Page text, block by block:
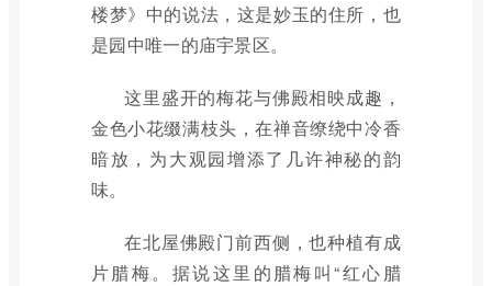
楼梦》中的说法，这是妙玉的住所，也
是园中唯一的庙宇景区。
这里盛开的梅花与佛殿相映成趣，
金色小花缀满枝头，在禅音缭绕中冷香
暗放，为大观园增添了几许神秘的韵
味。
在北屋佛殿门前西侧，也种植有成
片腊梅。据说这里的腊梅叫“红心腊